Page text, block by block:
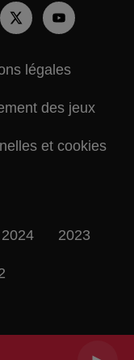
légales
des jeux
et cookies
2024 2023